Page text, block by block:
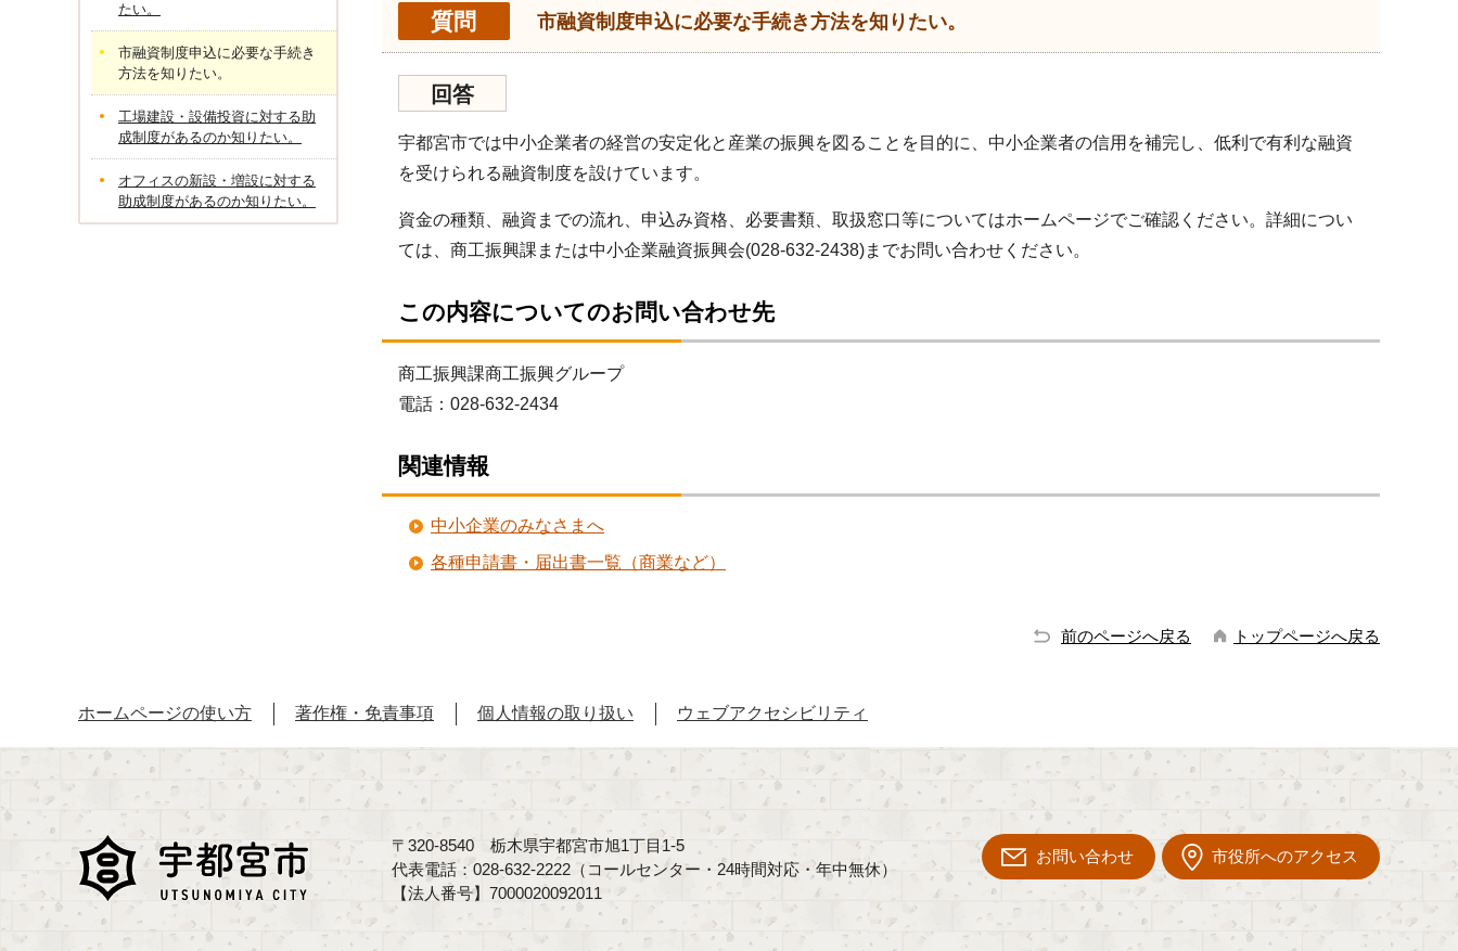
質問 市融資制度申込に必要な手続き方法を知りたい。
回答
宇都宮市では中小企業者の経営の安定化と産業の振興を図ることを目的に、中小企業者の信用を補完し、低利で有利な融資
を受けられる融資制度を設けています。
資金の種類、融資までの流れ、申込み資格、必要書類、取扱窓口等についてはホームページでご確認ください。詳細につい
ては、商工振興課または中小企業融資振興会(028-632-2438)までお問い合わせください。
この内容についてのお問い合わせ先
商工振興課商工振興グループ
電話：028-632-2434
関連情報
中小企業のみなさまへ
各種申請書・届出書一覧（商業など）
たい。
市融資制度申込に必要な手続き
方法を知りたい。
工場建設・設備投資に対する助
成制度があるのか知りたい。
オフィスの新設・増設に対する
助成制度があるのか知りたい。
前のページへ戻る トップページへ戻る
ホームページの使い方 著作権・免責事項 個人情報の取り扱い ウェブアクセシビリティ
〒320-8540 栃木県宇都宮市旭1丁目1-5
代表電話：028-632-2222（コールセンター・24時間対応・年中無休）
【法人番号】7000020092011
お問い合わせ 市役所へのアクセス